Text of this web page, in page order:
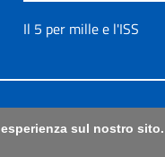
Il 5 per mille e l'ISS
sul nostro